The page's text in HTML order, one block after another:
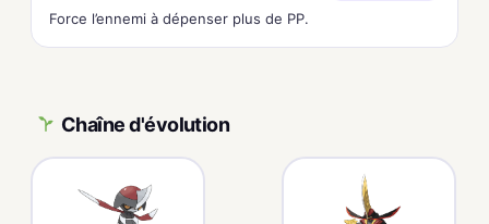
Force l’ennemi à dépenser plus de PP.
Chaîne d'évolution